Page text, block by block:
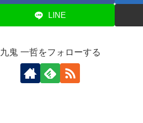
LINE
九鬼 一哲をフォローする